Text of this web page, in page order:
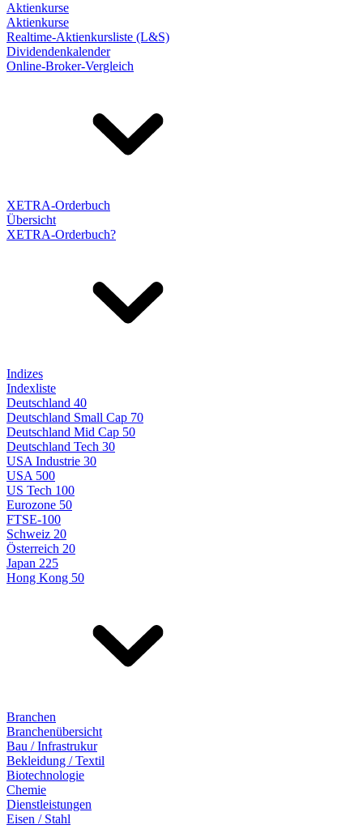
Aktienkurse
Aktienkurse
Realtime-Aktienkursliste (L&S)
Dividendenkalender
Online-Broker-Vergleich
XETRA-Orderbuch
Übersicht
XETRA-Orderbuch?
Indizes
Indexliste
Deutschland 40
Deutschland Small Cap 70
Deutschland Mid Cap 50
Deutschland Tech 30
USA Industrie 30
USA 500
US Tech 100
Eurozone 50
FTSE-100
Schweiz 20
Österreich 20
Japan 225
Hong Kong 50
Branchen
Branchenübersicht
Bau / Infrastrukur
Bekleidung / Textil
Biotechnologie
Chemie
Dienstleistungen
Eisen / Stahl